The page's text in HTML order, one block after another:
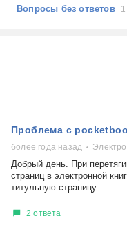
не включается
самопроизвольное
выдает ошибку
плохо работает
решение проблемы
Вопросы без ответов
Проблема с
более года назад
Добрый день. При
страниц в электронной
титульную страницу...
2 ответа